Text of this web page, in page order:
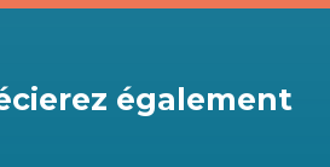
également